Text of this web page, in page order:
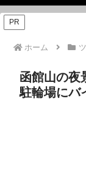
PR
ホーム
函館山の夜
駐輪場にバ